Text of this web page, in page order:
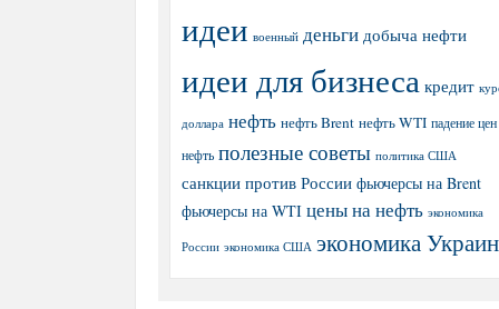
идеи военный деньги добыча нефти
идеи для бизнеса кредит
доллара нефть нефть Brent нефть WTI падение
нефть полезные советы политика США
санкции против России фьючерсы на Brent
фьючерсы на WTI цены на нефть экономика
России экономика США экономика